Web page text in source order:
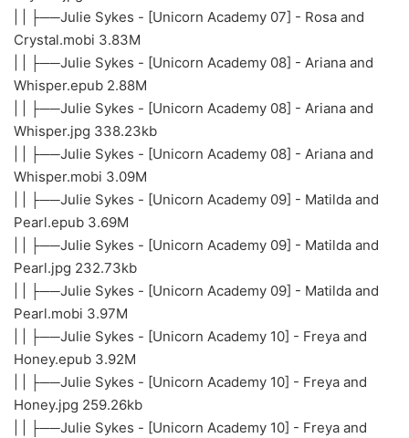
| | ├──Julie Sykes - [Unicorn Academy 07] - Rosa and
Crystal.mobi 3.83M
| | ├──Julie Sykes - [Unicorn Academy 08] - Ariana and
Whisper.epub 2.88M
| | ├──Julie Sykes - [Unicorn Academy 08] - Ariana and
Whisper.jpg 338.23kb
| | ├──Julie Sykes - [Unicorn Academy 08] - Ariana and
Whisper.mobi 3.09M
| | ├──Julie Sykes - [Unicorn Academy 09] - Matilda and
Pearl.epub 3.69M
| | ├──Julie Sykes - [Unicorn Academy 09] - Matilda and
Pearl.jpg 232.73kb
| | ├──Julie Sykes - [Unicorn Academy 09] - Matilda and
Pearl.mobi 3.97M
| | ├──Julie Sykes - [Unicorn Academy 10] - Freya and
Honey.epub 3.92M
| | ├──Julie Sykes - [Unicorn Academy 10] - Freya and
Honey.jpg 259.26kb
| | ├──Julie Sykes - [Unicorn Academy 10] - Freya and